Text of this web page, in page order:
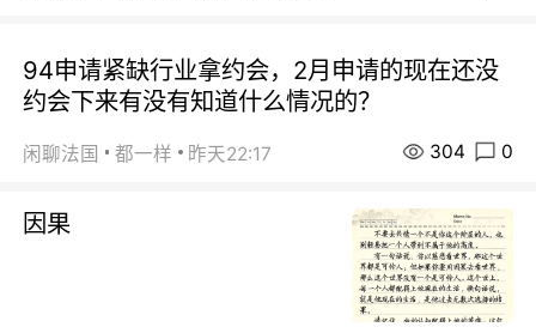
94申请紧缺行业拿约会，2月申请的现在还没
约会下来有没有知道什么情况的？
闲聊法国 都一样 昨天22:17 304 0
因果